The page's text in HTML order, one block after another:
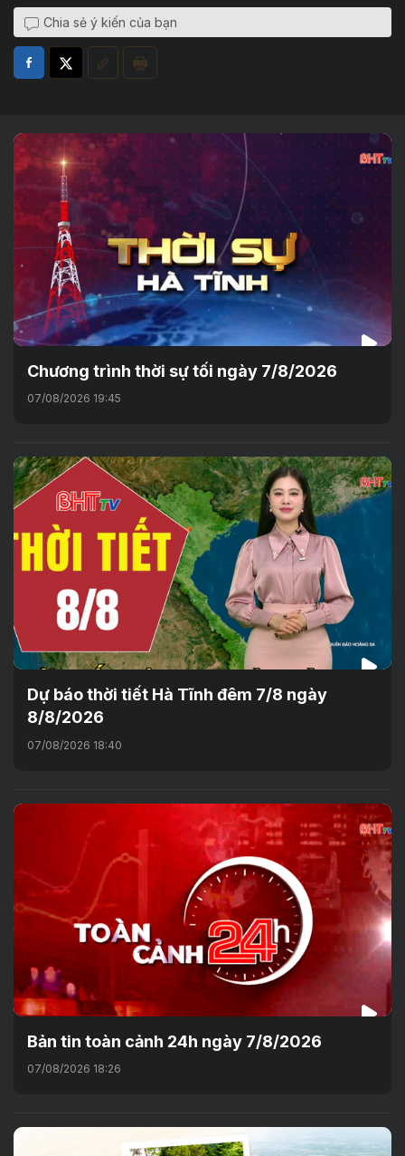
Chia sẻ ý kiến của bạn
Chương trình thời sự tối ngày 7/8/2026
07/08/2026 19:45
Dự báo thời tiết Hà Tĩnh đêm 7/8 ngày
8/8/2026
07/08/2026 18:40
Bản tin toàn cảnh 24h ngày 7/8/2026
07/08/2026 18:26